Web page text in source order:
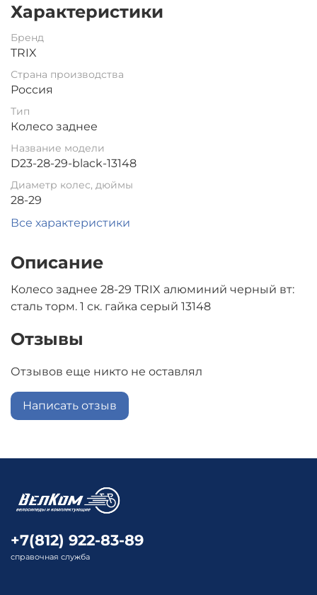
Характеристики
Бренд
TRIX
Страна производства
Россия
Тип
Колесо заднее
Название модели
D23-28-29-black-13148
Диаметр колес, дюймы
28-29
Все характеристики
Описание
Колесо заднее 28-29 TRIX алюминий черный вт:
сталь торм. 1 ск. гайка серый 13148
Отзывы
Отзывов еще никто не оставлял
Написать отзыв
+7(812) 922-83-89
справочная служба